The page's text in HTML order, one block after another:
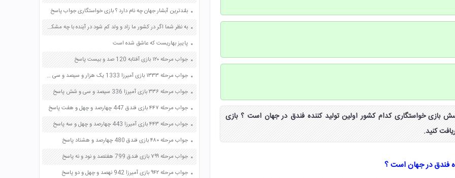
بازی خواستگاری کدام کشور اولین تولید کننده فندق در جهان است ؟ بازی
کنید.
فندق در جهان است ؟
بلندترین آبشار جهان چه نام دارد ؟ بازی خواستگاری جواب پاسخ
به نظر شما اگر در کشور ما زاد و ولد کم شود در آینده با چه مشکلاتی روبرو می شویم؟ چند مورد بیان کنید صفحه 75 مطالعات اجتماعی هفتم
پاییز بهاریست که عاشق شده است
جواب مرحله ۱۲۰ بازی آفتابه 120 صد و بیست پاسخ
جواب مرحله ۱۳۳۳ بازی آمیرزا 1333 یک هزار و سیصد و سی و سه پاسخ
جواب مرحله ۳۳۶ بازی آمیرزا 336 سیصد و سی و شش پاسخ
جواب مرحله ۴۴۷ بازی فندق 447 چهارصد و چهل و هفت پاسخ
جواب مرحله ۴۴۳ بازی آمیرزا 443 چهارصد و چهل و سه پاسخ
جواب مرحله ۴۸۰ بازی فندق 480 چهارصد و هشتاد پاسخ
جواب مرحله ۷۹۹ بازی فندق 799 هفتصد و نود و نه پاسخ
جواب مرحله ۹۴۲ بازی آمیرزا 942 نهصد و چهل و دو پاسخ